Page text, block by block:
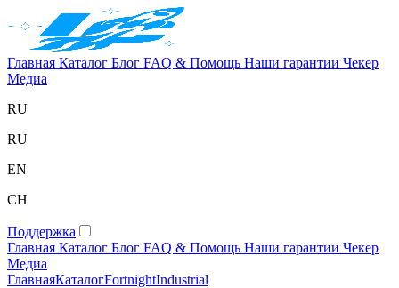
Главная Каталог Блог FAQ & Помощь Наши гарантии Чекер
Медиа
RU
RU
EN
CH
Поддержка
Главная Каталог Блог FAQ & Помощь Наши гарантии Чекер
Медиа
ГлавнаяКаталогFortnightIndustrial